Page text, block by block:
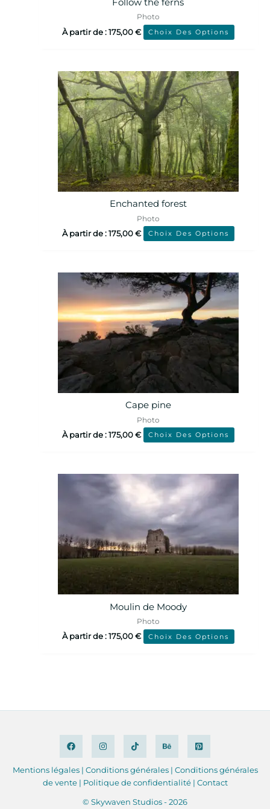
Follow the ferns
Photo
À partir de :175,00€ Choix Des Options
Enchanted forest
Photo
À partir de :175,00€ Choix Des Options
Cape pine
Photo
À partir de :175,00€ Choix Des Options
Moulin de Moody
Photo
À partir de :175,00€ Choix Des Options
Mentions légales | Conditionsgénérales | Conditions générales
de vente | Politique de confidentialité | Contact
© Skywaven Studios - 2026